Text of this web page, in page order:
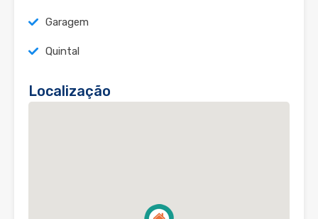
Garagem
Quintal
Localização